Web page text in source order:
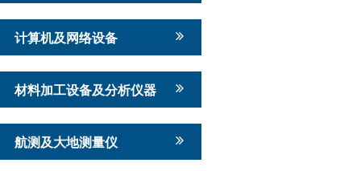
计算机及网络设备
材料加工设备及分析仪器
航测及大地测量仪